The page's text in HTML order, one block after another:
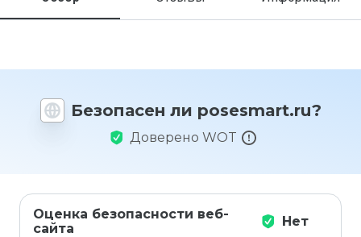
Безопасен ли posesmart.ru?
Доверено WOT
Оценка безопасности веб-
сайта
Нет
Как бы
этот
1 до 5?